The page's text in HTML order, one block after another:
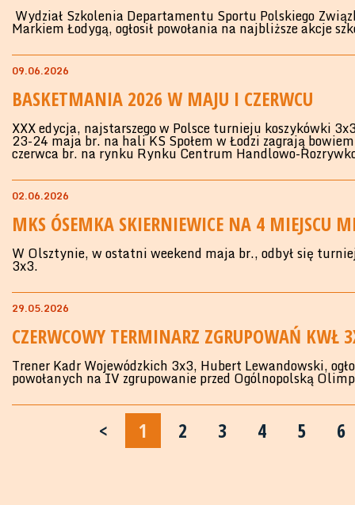
Wydział Szkolenia Departamentu Sportu Polskiego
Markiem Łodygą, ogłosił powołania na najbliższe akcje
09.06.2026
BASKETMANIA 2026 W MAJU I CZERWCU
XXX edycja, najstarszego w Polsce turnieju koszykówki
23-24 maja br. na hali KS Społem w Łodzi zagrają
czerwca br. na rynku Rynku Centrum Handlowo-
02.06.2026
MKS ÓSEMKA SKIERNIEWICE NA 4 MIEJSCU
W Olsztynie, w ostatni weekend maja br., odbył się
3x3.
29.05.2026
CZERWCOWY TERMINARZ ZGRUPOWAŃ KWŁ
Trener Kadr Wojewódzkich 3x3, Hubert Lewandowski,
powołanych na IV zgrupowanie przed Ogólnopolską
< 1 2 3 4 5 6